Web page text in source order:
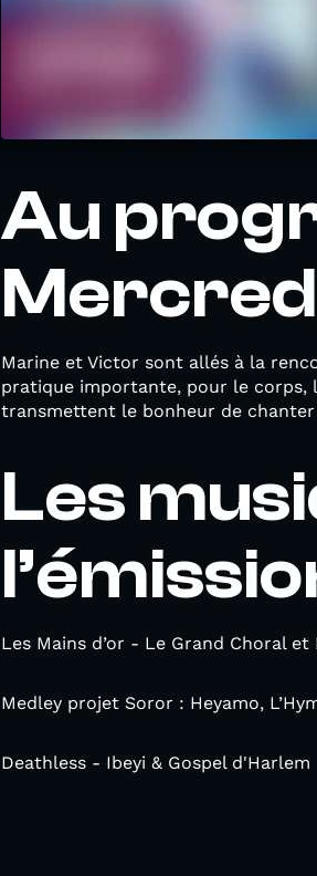
Au
Marine et Victor sont allés à la
pratique importante, pour le corps,
transmettent le bonheur de chanter
Les
Les Mains d’or - Le Grand Choral
Medley projet Soror : Heyamo,
Deathless - Ibeyi & Gospel d'Harlem